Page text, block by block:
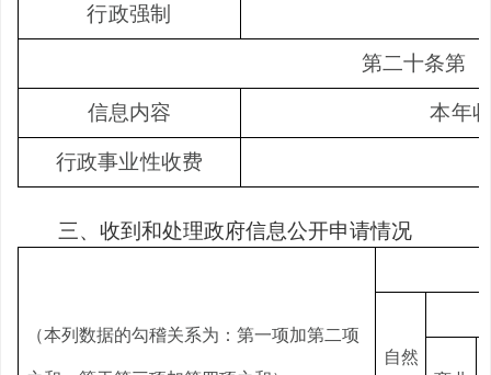
行政强制
第二十条第
信息内容 本年
行政事业性收费
三、收到和处理政府信息公开申请情况
（本列数据的勾稽关系为：第一项加第二项
自然